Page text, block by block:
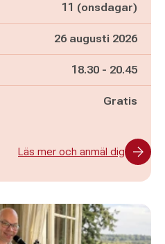
11 (onsdagar)
26 augusti 2026
Pågår mellan
18.30 - och
20.45
Gratis
Läs mer och anmäl dig